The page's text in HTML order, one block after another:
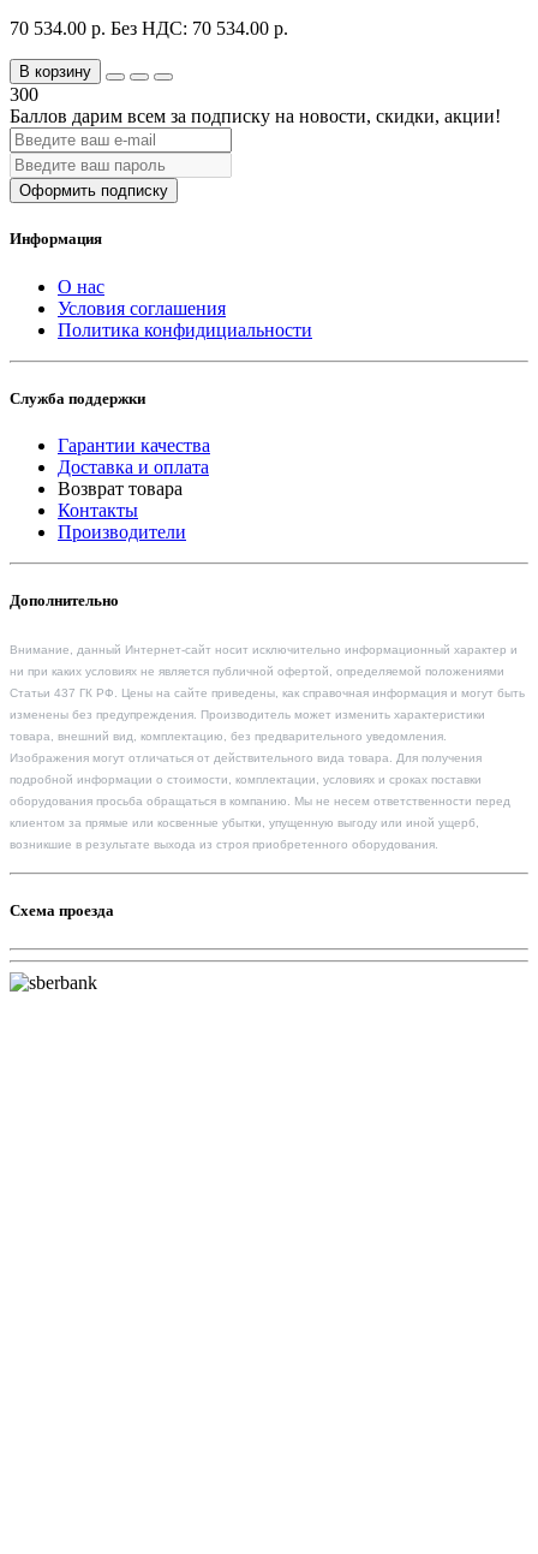
70 534.00 р. Без НДС: 70 534.00 р.
В корзину
300
Баллов дарим всем за подписку на новости, скидки, акции!
Оформить подписку
Информация
О нас
Условия соглашения
Политика конфидициальности
Служба поддержки
Гарантии качества
Доставка и оплата
Возврат товара
Контакты
Производители
Дополнительно
Внимание, данный Интернет-сайт носит исключительно информационный характер и
ни при каких условиях не является публичной офертой, определяемой положениями
Статьи 437 ГК РФ. Цены на сайте приведены, как справочная информация и могут быть
изменены без предупреждения. Производитель может изменить характеристики
товара, внешний вид, комплектацию, без предварительного уведомления.
Изображения могут отличаться от действительного вида товара. Для получения
подробной информации о стоимости, комплектации, условиях и сроках поставки
оборудования просьба обращаться в компанию. Мы не несем ответственности перед
клиентом за прямые или косвенные убытки, упущенную выгоду или иной ущерб,
возникшие в результате выхода из строя приобретенного оборудования.
Схема проезда